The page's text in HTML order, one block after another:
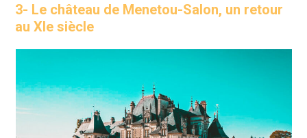
3- Le château de Menetou-Salon, un retour
au XIe siècle